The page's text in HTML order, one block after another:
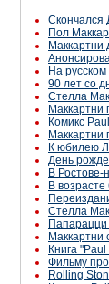
Скончался
Пол
Маккартни
На
90 лет со
Стелла
Маккартни
Комикс
Маккартни
К юбилею
День
В Ростове-
В
Стелла
Папарацци
Маккартни
Книга
Фильму
Rolling